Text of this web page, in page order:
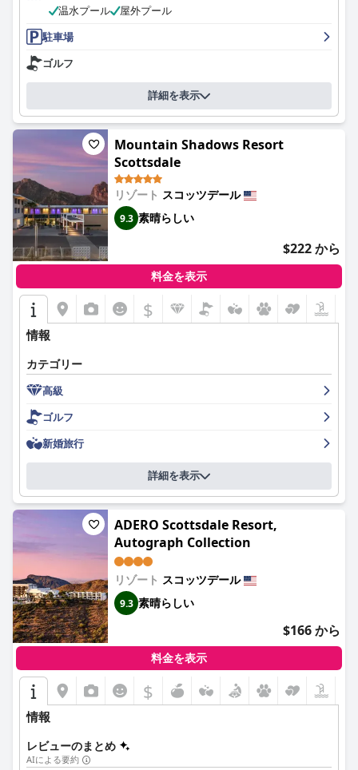
ホテルの朝食は、種類、品質、そして温かい作りたての料理を含
む美味しい品揃えで頻繁に賞賛されています。朝食エリアは広々
としており、効率的なビュッフェ形式で、フレンドリーなスタッ
フがいて、快適な体験を加えています。ただし、温度や補充に若
干の問題が発生することもあります。
ホテルの宿泊施設は、広さ、快適さ、清潔さで高く評価されてい
ます。客室には、最新のアメニティ、独立したシーティングエリ
ア、バルコニーが備わっていることが多く、家族連れや長期滞在
に適しています。客室の一部、特にバスルームやエアコンは改修
が必要であるという報告もありますが、全体的なフィードバック
は、手入れの行き届いた快適な環境について肯定的なものです。
客室や共用エリアなど、ホテル全体の清潔さは一貫して評価され
ています。手入れの行き届いた敷地と静かな雰囲気は、快適で居
心地の良い雰囲気を高めています。詳細な清掃やゴミ処理に関す
る軽微な問題が指摘されましたが、全体的な肯定的な印象を大き
く損なうことはありませんでした。
ホテルのスタッフは、その友好的さ、丁寧さ、そして気配りで高
く評価されています。ゲストとのやり取りでは、チームが提供す
るパーソナライズされた対応の良いサービスが頻繁に強調されて
おり、滞在がより楽しいものになっています。時には友好的でな
い対応もありましたが、圧倒的な意見としては、スタッフは効率
的で、親切で、歓迎的であるということです。
力的で清潔で、理想的な温度に保たれているとよく言われていま
ため、特に子供連れの家族に適しています。清潔さと温度に関す
る軽微な懸念事項が指摘されましたが、全体的に肯定的なフィー
ドバックを覆い隠すものではありませんでした。
ホテルの駐車場は無料かつ十分なスペースがあるため、ゲストの
利便性を高めています。広い駐車場はアクセスしやすいですが、
混雑したり、人の往来が激しくなったりすることもあります。
寝具に関しては、多くのゲストがベッドが快適で寝具が清潔であ
ると感じており、全体的なフィードバックは肯定的なものです。
枕の硬さに対する個別の好みや、引き出し式のソファやスリーパ
ーソファに関する問題が時々言及されましたが、ほとんどのゲス
トが経験した全体的な快適さに大きな影響はありませんでした。
要約すると、「ホリデイ・イン・エクスプレス・ホテル & スイー
ツ スコッツデール - オールドタウン (IHG ホテル)」は、その最高
のロケーション、素晴らしい朝食、広々として清潔な客室、称賛
に値するスタッフ、魅力的なプールエリア、そして便利な駐車場
で高く評価されています。レビューの大部分は肯定的な体験を反
める旅行者にとって人気の選択肢となっています。
温水プール
屋外プール
駐車場
ゴルフ
詳細を表示
Mountain Shadows Resort
Scottsdale
リゾート スコッツデール
9.3 素晴らしい
$222 から
料金を表示
$
情報
カテゴリー
高級
ゴルフ
新婚旅行
詳細を表示
ADERO Scottsdale Resort,
Autograph Collection
リゾート スコッツデール
9.3 素晴らしい
$166 から
料金を表示
$
情報
レビューのまとめ
AIによる要約